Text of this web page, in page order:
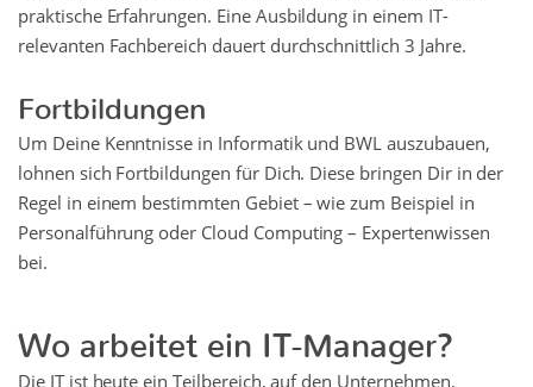
praktische Erfahrungen. Eine Ausbildung in einem IT-
relevanten Fachbereich dauert durchschnittlich 3 Jahre.
Fortbildungen
Um Deine Kenntnisse in Informatik und BWL auszubauen,
lohnen sich Fortbildungen für Dich. Diese bringen Dir in der
Regel in einem bestimmten Gebiet – wie zum Beispiel in
Personalführung oder Cloud Computing – Expertenwissen
bei.
Wo arbeitet ein IT-Manager?
Die IT ist heute ein Teilbereich, auf den Unternehmen,